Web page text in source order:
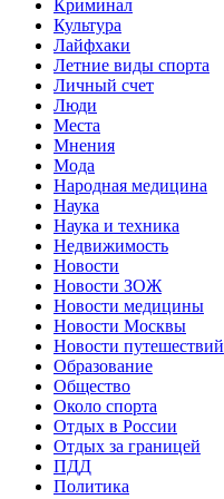
Криминал
Культура
Лайфхаки
Летние виды спорта
Личный счет
Люди
Места
Мнения
Мода
Народная медицина
Наука
Наука и техника
Недвижимость
Новости
Новости ЗОЖ
Новости медицины
Новости Москвы
Новости путешествий
Образование
Общество
Около спорта
Отдых в России
Отдых за границей
ПДД
Политика